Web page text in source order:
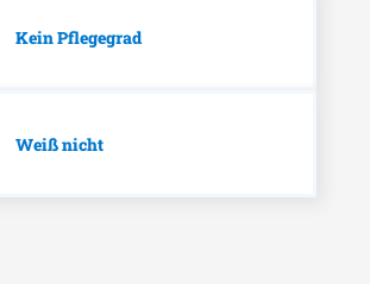
Kein Pflegegrad
Weiß nicht